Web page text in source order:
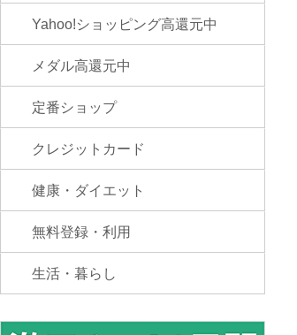
Yahoo!ショッピング高還元中
メダル高還元中
定番ショップ
クレジットカード
健康・ダイエット
無料登録・利用
生活・暮らし